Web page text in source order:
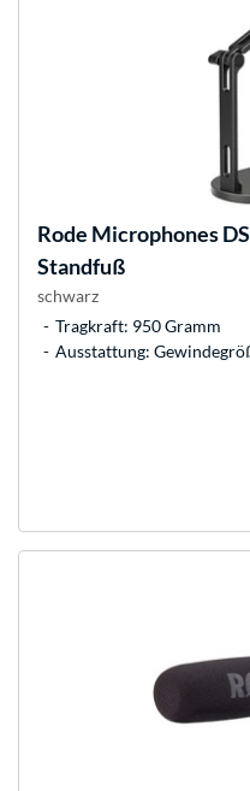
Rode Microphones
Standfuß
schwarz
Tragkraft: 950 Gramm
Ausstattung: